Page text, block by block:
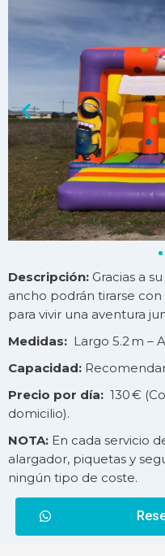
Descripción: Gracias a
ancho podrán tirarse con
para vivir una aventura
Medidas: Largo 5.2 m –
Capacidad:
Precio por día: 130 €
domicilio).
NOTA: En cada servicio
alargador, piquetas y
ningún tipo de coste.